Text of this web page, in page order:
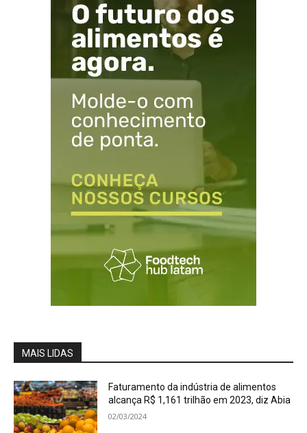
MAIS LIDAS
Faturamento da indústria de alimentos
alcança R$ 1,161 trilhão em 2023, diz Abia
02/03/2024